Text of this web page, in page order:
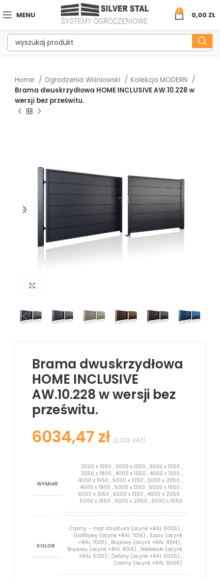
MENU 0 0,00 ZŁ
Home Ogrodzenia Wiśniowski
Kolekcja MODERN
Brama dwuskrzydłowa HOME INCLUSIVE AW.10.228 w
wersji bez prześwitu.
Brama dwuskrzydłowa
HOME INCLUSIVE
AW.10.228 w wersji bez
prześwitu.
zł
WYMIAR
3000 x 1050 , 3000 x 1300 , 3000 x 1550 ,
3000 x 1800 , 4000 x 1050 , 4000 x 1300 ,
4000 x 1550 , 5000 x 1050 , 3000 x 2050 ,
4000 x 1800 , 5000 x 1300 , 5000 x 1550 ,
6000 x 1050 , 6000 x 1300 , 4000 x 2050 ,
5000 x 1800 , 5000 x 2050 , 6000 x 1550
KOLOR
Czarny – mat struktura (ocynk +RAL 9005) ,
Grafitowy (ocynk +RAL 7016) , Szary (ocynk
+RAL 7030) , Brązowy (ocynk +RAL 8014) ,
Brązowy (ocynk +RAL 8019) , Niebieski (ocynk
+RAL 5010) , Zielony (ocynk +RAL 6005) ,
Czarny (ocynk +RAL 9005)